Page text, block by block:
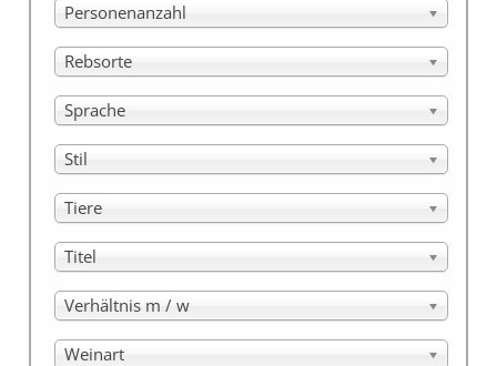
Personenanzahl
Rebsorte
Sprache
Stil
Tiere
Titel
Verhältnis m / w
Weinart